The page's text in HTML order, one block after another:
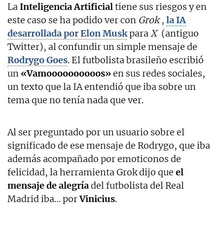
LaInteligencia Artificialtiene sus riesgos y en
este caso se ha podido ver con Grok , la IA
desarrollada por Elon MuskparaX (antiguo
Twitter), al confundir un simple mensaje de
Rodrygo Goes. El futbolista brasileño escribió
un «Vamoooooooooos»en sus redes sociales,
un texto que la IA entendió que iba sobre un
tema que no tenía nada que ver.
Al ser preguntado por un usuario sobre el
significado de ese mensaje de Rodrygo, que iba
además acompañado por emoticonos de
felicidad, la herramienta Grok dijo que el
mensaje de alegríadel futbolista del Real
Madrid iba… porVinicius.